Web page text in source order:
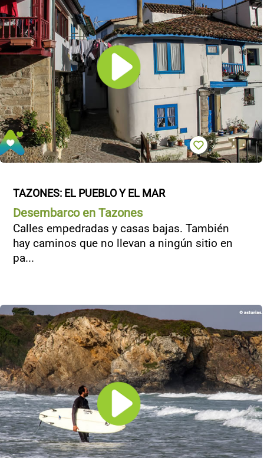
TAZONES: EL PUEBLO Y EL MAR
Desembarco en Tazones
Calles empedradas y casas bajas. También
hay caminos que no llevan a ningún sitio en
pa...